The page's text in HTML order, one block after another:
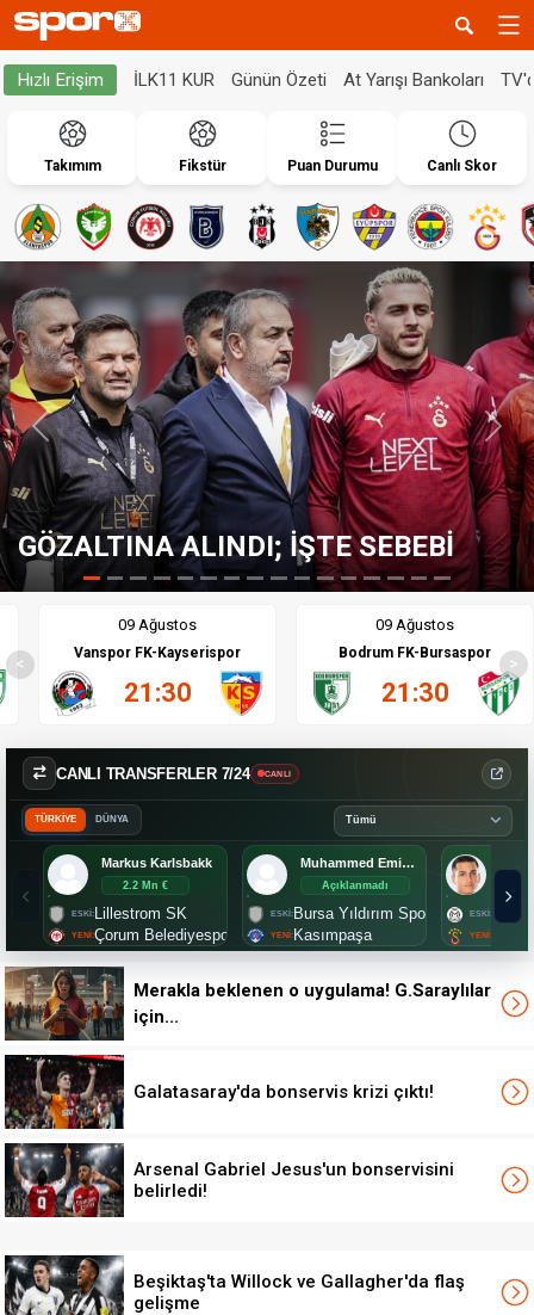
Hızlı Erişim İLK11 KUR Günün Özeti At Yarışı Bankoları
Takımım Fikstür Puan Durumu Canlı Skor
SEBEBİ GALATASARAY İÇİN
Geri İleri
<
09 Ağustos
Vanspor FK-Kayserispor
21:30
09 Ağustos
Bodrum FK-Bursaspor
21:30
>
CANLI TRANSFERLER 7/24 CANLI
TÜRKİYE DÜNYA
Markus Karlsbakk
2.2 Mn €
Lillestrom SK
Çorum Belediyespor
Muhammed Emin Bektaş
Açıklanmadı
Bursa Yıldırım Spor
Kasımpaşa
Merakla beklenen o uygulama! G.Saraylılar
için...
Galatasaray'da bonservis krizi çıktı!
Arsenal Gabriel Jesus'un bonservisini
belirledi!
Beşiktaş'ta Willock ve Gallagher'da flaş
gelişme